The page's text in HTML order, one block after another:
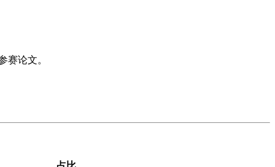
赛论文。